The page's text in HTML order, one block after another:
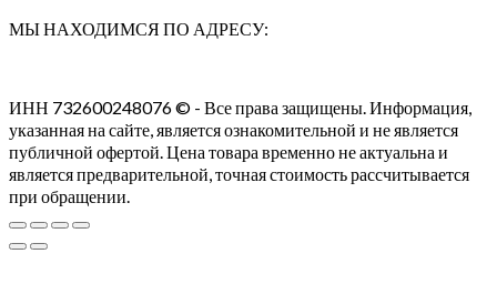
МЫ НАХОДИМСЯ ПО АДРЕСУ:
ИНН 732600248076 © - Все права защищены. Информация,
указанная на сайте, является ознакомительной и не является
публичной офертой. Цена товара временно не актуальна и
является предварительной, точная стоимость рассчитывается
при обращении.